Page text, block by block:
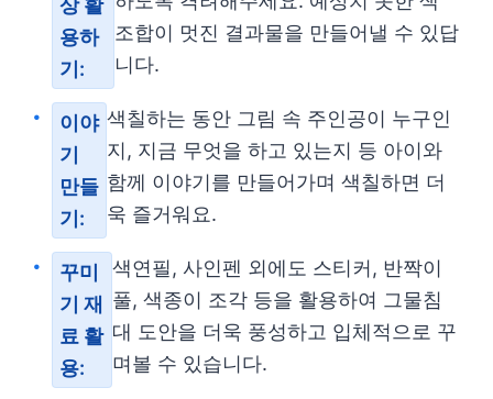
상 활
용하
기:
조합이 멋진 결과물을 만들어낼 수 있답
니다.
이야
기
만들
기:
색칠하는 동안 그림 속 주인공이 누구인
지, 지금 무엇을 하고 있는지 등 아이와
함께 이야기를 만들어가며 색칠하면 더
욱 즐거워요.
꾸미
기 재
료 활
용:
색연필, 사인펜 외에도 스티커, 반짝이
풀, 색종이 조각 등을 활용하여 그물침
대 도안을 더욱 풍성하고 입체적으로 꾸
며볼 수 있습니다.